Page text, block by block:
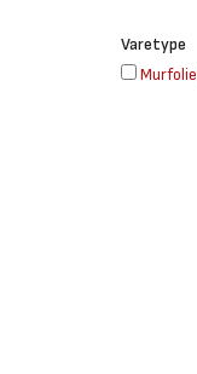
Varetype
Murfolie